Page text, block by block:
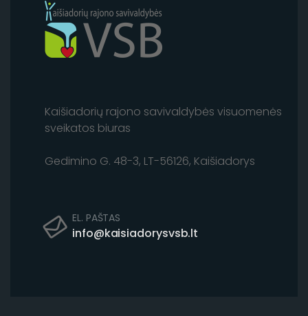
Kaišiadorių rajono savivaldybės visuomenės
sveikatos biuras
Gedimino G. 48-3, LT-56126, Kaišiadorys
EL. PAŠTAS
info@kaisiadorysvsb.lt